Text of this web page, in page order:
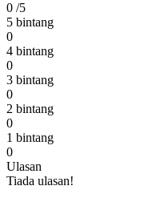
0 /5
5 bintang
0
4 bintang
0
3 bintang
0
2 bintang
0
1 bintang
0
Ulasan
Tiada ulasan!